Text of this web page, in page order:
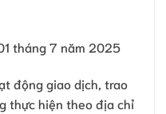
tháng 7 năm 2025
động giao dịch, trao
thực hiện theo địa chỉ